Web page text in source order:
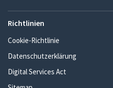
Richtlinien
Cookie-Richtlinie
Datenschutzerklärung
Digital Services Act